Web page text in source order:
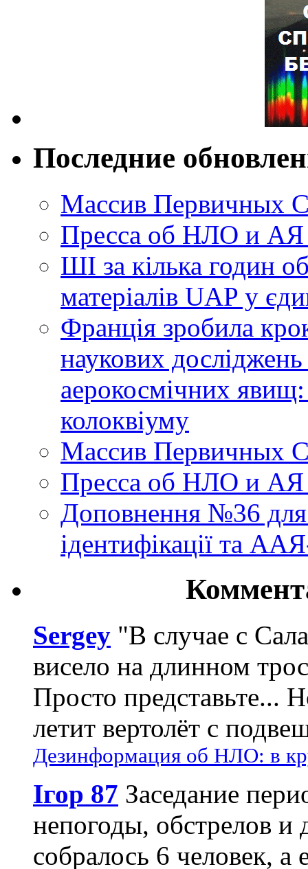
Последние
Массив Первичных
Пресса об НЛО и
ШІ за кілька годин
матеріалів UAP у
Франція зробила
наукових
аерокосмічних
колоквіуму
Массив Первичных
Пресса об НЛО и
Доповнення №36
ідентифікації та
Sergey "В случае с
висело на длинном
Просто представьте...
летит вертолёт с
Дезинформация об НЛО: в
Ігор 87 Заседание
непогоды, обстрелов и
собралось 6 человек, а